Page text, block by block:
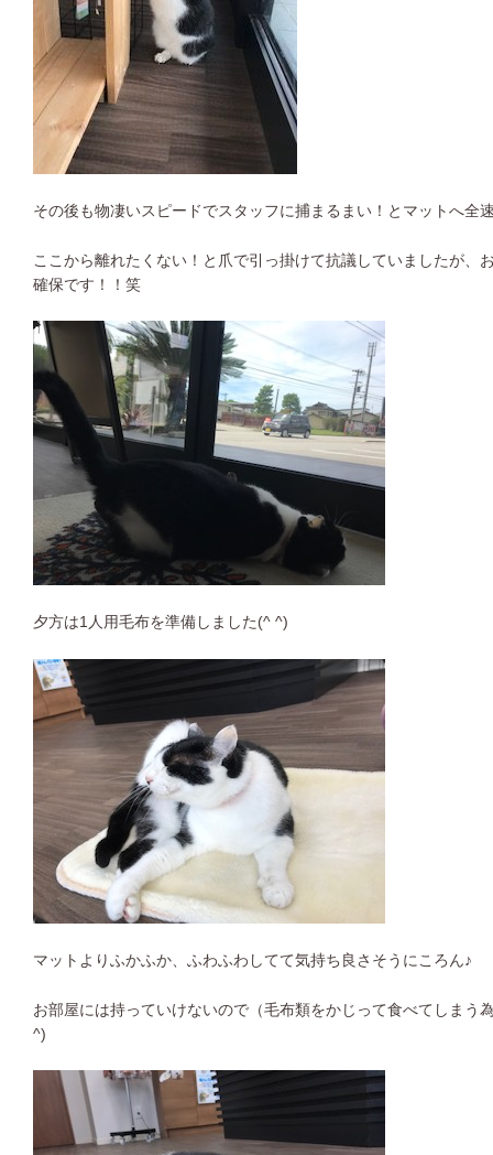
その後も物凄いスピードでスタッフに捕まるまい！とマットへ全
ここから離れたくない！と爪で引っ掛けて抗議していましたが、
確保です！！笑
夕方は1人用毛布を準備しました(^ ^)
マットよりふかふか、ふわふわしてて気持ち良さそうにころん♪
お部屋には持っていけないので（毛布類をかじって食べてしまう
^)